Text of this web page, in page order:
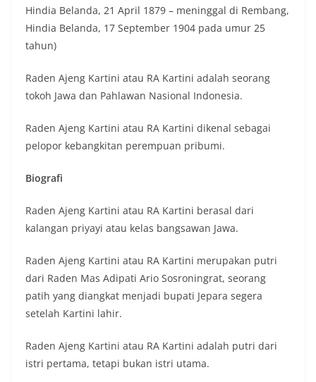
Hindia Belanda, 21 April 1879 – meninggal di Rembang,
Hindia Belanda, 17 September 1904 pada umur 25
tahun)
Raden Ajeng Kartini atau RA Kartini adalah seorang
tokoh Jawa dan Pahlawan Nasional Indonesia.
Raden Ajeng Kartini atau RA Kartini dikenal sebagai
pelopor kebangkitan perempuan pribumi.
Biografi
Raden Ajeng Kartini atau RA Kartini berasal dari
kalangan priyayi atau kelas bangsawan Jawa.
Raden Ajeng Kartini atau RA Kartini merupakan putri
dari Raden Mas Adipati Ario Sosroningrat, seorang
patih yang diangkat menjadi bupati Jepara segera
setelah Kartini lahir.
Raden Ajeng Kartini atau RA Kartini adalah putri dari
istri pertama, tetapi bukan istri utama.